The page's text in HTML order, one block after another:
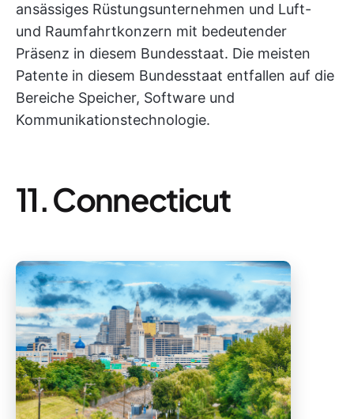
ansässiges Rüstungsunternehmen und Luft-
und Raumfahrtkonzern mit bedeutender
Präsenz in diesem Bundesstaat. Die meisten
Patente in diesem Bundesstaat entfallen auf die
Bereiche Speicher, Software und
Kommunikationstechnologie.
11. Connecticut